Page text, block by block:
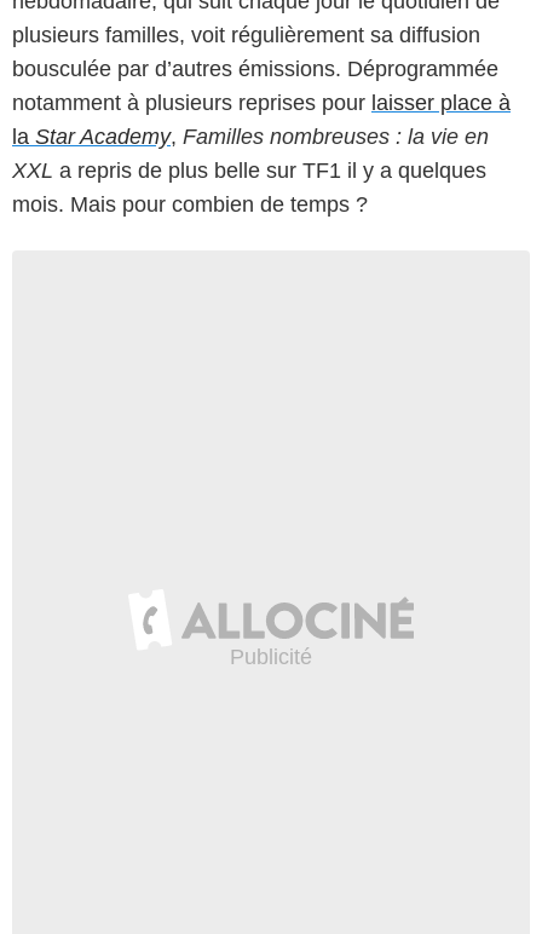
plusieurs familles, voit régulièrement sa diffusion
bousculée par d’autres émissions. Déprogrammée
notamment à plusieurs reprises pour laisser place à
la Star Academy, Familles nombreuses : la vie en
XXL a repris de plus belle sur TF1 il y a quelques
mois. Mais pour combien de temps ?